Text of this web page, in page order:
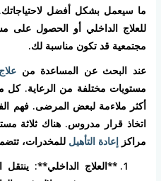
ما سيعمل بشكل أفضل
للعلاج الداخلي أو الحصول على
مجتمعية قد تكون مناسبة لك.
عند البحث عن المساعدة من
مستويات مختلفة من الرعاية.
أكثر ملاءمة لبعض المرضى. فهم
اتخاذ قرار مدروس. هناك ثلاثة
مراكزإعادة التأهيل للمخدرات،
**العلاج الداخلي**: